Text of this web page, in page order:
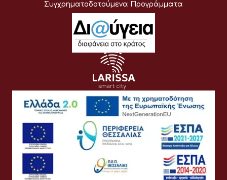
Συγχρηματοδοτούμενα Προγράμματα